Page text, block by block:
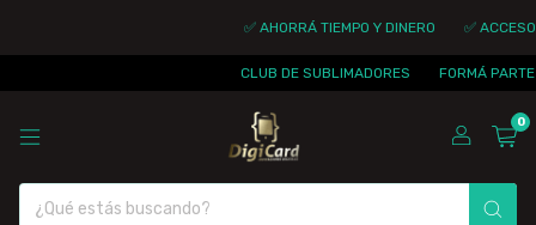
✅ AHORRÁ TIEMPO Y DINERO ✅ ACCESO
CLUB DE SUBLIMADORES FORMÁ PARTE
0